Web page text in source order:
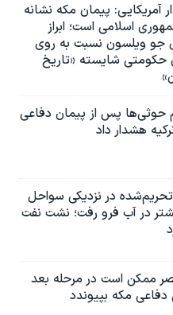
آمریکایی: پیمان مکه نشانه
اسلامی است؛ ابراز
جو ویلسون نسبت به روی
حکومتی شایسته «تاریخ
حوثی‌ها پس از پیمان دفاعی
هشدار داد
در نزدیکی سواحل
در آب فرو رفت؛ نشت نفت
ممکن است در مرحله بعد
دفاعی مکه بپیوندد